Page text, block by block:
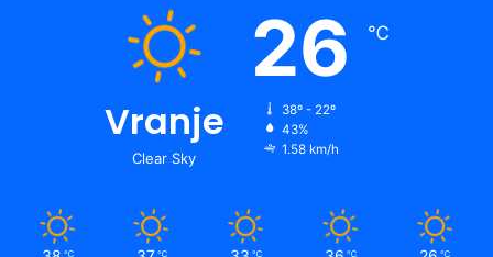
Vranje
Clear Sky
26 ℃
38º - 22º
43%
1.58 km/h
℃ ℃ ℃ ℃ ℃